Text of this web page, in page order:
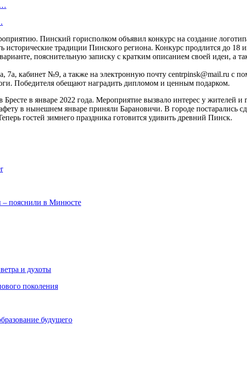
Пинский горисполком объявил конкурс на создание
исторические традиции Пинского региона. Конкурс продлится до
пояснительную записку с кратким описанием своей идеи, а
кабинет №9, а также на электронную почту centrpinsk@mail.ru с
Победителя обещают наградить дипломом и ценным подарком.
в январе 2022 года. Мероприятие вызвало интерес у жителей и
в нынешнем январе приняли Барановичи. В городе постарались
гостей зимнего праздника готовится удивить древний Пинск.
– пояснили в Минюсте
и духоты
поколения
будущего